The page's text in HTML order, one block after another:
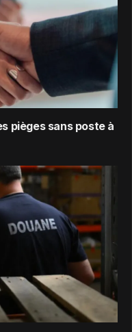
pièges sans poste à